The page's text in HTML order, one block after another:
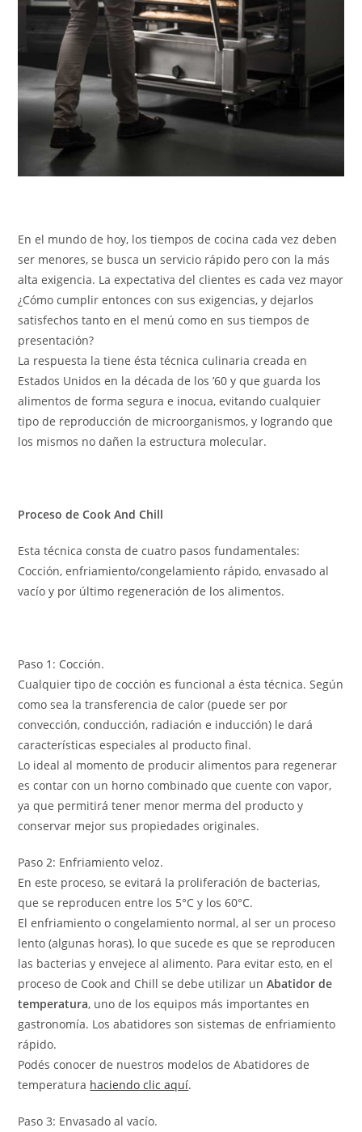
En el mundo de hoy, los tiempos de cocina cada vez deben
ser menores, se busca un servicio rápido pero con la más
alta exigencia. La expectativa del clientes es cada vez mayor
¿Cómo cumplir entonces con sus exigencias, y dejarlos
satisfechos tanto en el menú como en sus tiempos de
presentación?
La respuesta la tiene ésta técnica culinaria creada en
Estados Unidos en la década de los ’60 y que guarda los
alimentos de forma segura e inocua, evitando cualquier
tipo de reproducción de microorganismos, y logrando que
los mismos no dañen la estructura molecular.
Proceso de Cook And Chill
Esta técnica consta de cuatro pasos fundamentales:
Cocción, enfriamiento/congelamiento rápido, envasado al
vacío y por último regeneración de los alimentos.
Paso 1: Cocción.
Cualquier tipo de cocción es funcional a ésta técnica. Según
como sea la transferencia de calor (puede ser por
convección, conducción, radiación e inducción) le dará
características especiales al producto final.
Lo ideal al momento de producir alimentos para regenerar
es contar con un horno combinado que cuente con vapor,
ya que permitirá tener menor merma del producto y
conservar mejor sus propiedades originales.
Paso 2: Enfriamiento veloz.
En este proceso, se evitará la proliferación de bacterias,
que se reproducen entre los 5°C y los 60°C.
El enfriamiento o congelamiento normal, al ser un proceso
lento (algunas horas), lo que sucede es que se reproducen
las bacterias y envejece al alimento. Para evitar esto, en el
proceso de Cook and Chill se debe utilizar unAbatidor de
temperatura, uno de los equipos más importantes en
gastronomía. Los abatidores son sistemas de enfriamiento
rápido.
Podés conocer de nuestros modelos de Abatidores de
temperatura haciendo clic aquí.
Paso 3: Envasado al vacío.